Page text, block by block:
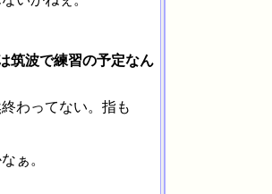
筑波で練習の予定なん
わってない。指も
ぁ。